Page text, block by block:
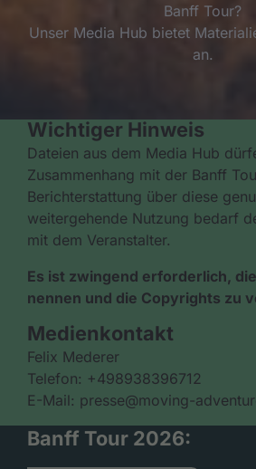
Banff Tour?
Unser Media Hub bietet
an.
Wichtiger Hinweis
Dateien aus dem Media Hub
Zusammenhang mit der Banff
Berichterstattung über diese
weitergehende Nutzung bedarf
mit dem Veranstalter.
Es ist zwingend erforderlich,
nennen und die Copyrights zu
Medienkontakt
Felix Mederer
Telefon: +498938396712
E-Mail: presse@moving-
Banff Tour 2026: